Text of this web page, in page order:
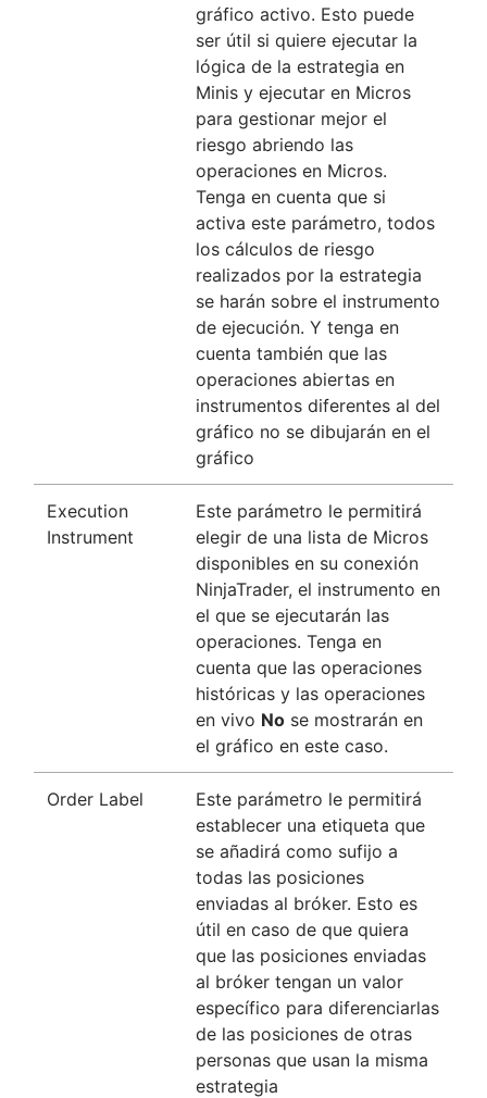
gráfico activo. Esto puede
ser útil si quiere ejecutar la
lógica de la estrategia en
Minis y ejecutar en Micros
para gestionar mejor el
riesgo abriendo las
operaciones en Micros.
Tenga en cuenta que si
activa este parámetro, todos
los cálculos de riesgo
realizados por la estrategia
se harán sobre el instrumento
de ejecución. Y tenga en
cuenta también que las
operaciones abiertas en
instrumentos diferentes al del
gráfico no se dibujarán en el
gráfico
Execution
Instrument
Este parámetro le permitirá
elegir de una lista de Micros
disponibles en su conexión
NinjaTrader, el instrumento en
el que se ejecutarán las
operaciones. Tenga en
cuenta que las operaciones
históricas y las operaciones
en vivo No se mostrarán en
el gráfico en este caso.
Order Label
Este parámetro le permitirá
establecer una etiqueta que
se añadirá como sufijo a
todas las posiciones
enviadas al bróker. Esto es
útil en caso de que quiera
que las posiciones enviadas
al bróker tengan un valor
específico para diferenciarlas
de las posiciones de otras
personas que usan la misma
estrategia